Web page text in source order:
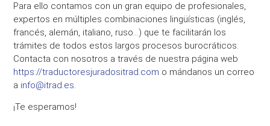
Para ello contamos con un gran equipo de profesionales,
expertos en múltiples combinaciones lingüísticas (inglés,
francés, alemán, italiano, ruso…) que te facilitarán los
trámites de todos estos largos procesos burocráticos.
Contacta con nosotros a través de nuestra página web
https://traductoresjuradositrad.com o mándanos un correo
a info@itrad.es.
¡Te esperamos!